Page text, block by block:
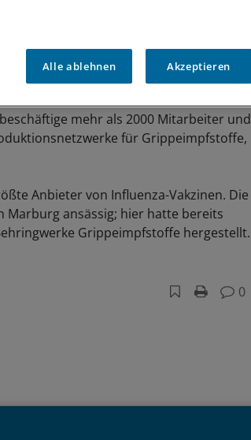
mehr als 2000 Mitarbeiter und
für Grippeimpfstoffe,
Anbieter von Influenza-Vakzinen. Die
Marburg ansässig; hier hatte bereits
Grippeimpfstoffe hergestellt.
0
Alle ablehnen Akzeptieren